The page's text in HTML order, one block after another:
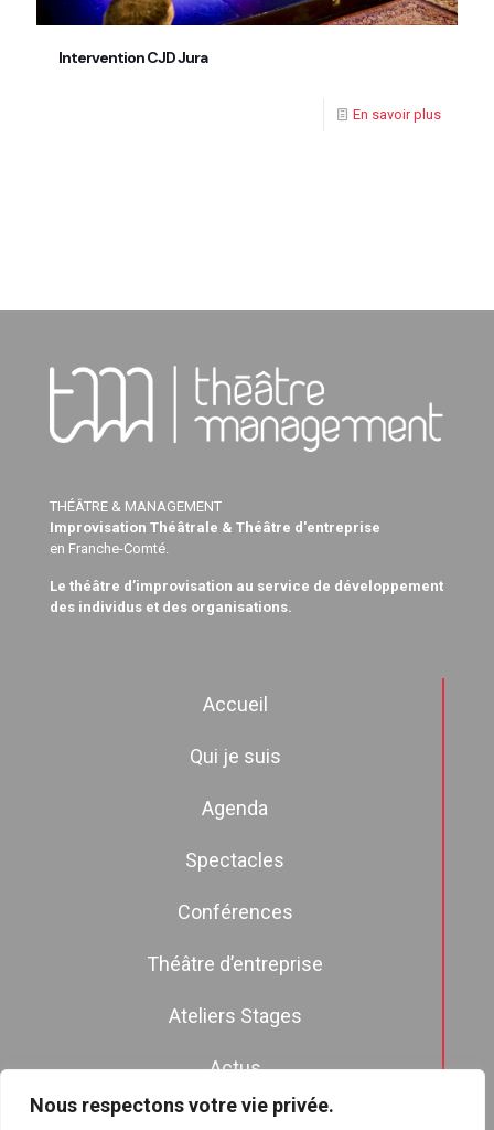
Nous respectons votre vie privée.
Intervention CJD Jura
En savoir plus
THÉÂTRE & MANAGEMENT
Improvisation Théâtrale & Théâtre d'entreprise
en Franche-Comté.
Le théâtre d’improvisation au service de développement
des individus et des organisations.
Accueil
Qui je suis
Agenda
Spectacles
Conférences
Théâtre d’entreprise
Ateliers Stages
Actus